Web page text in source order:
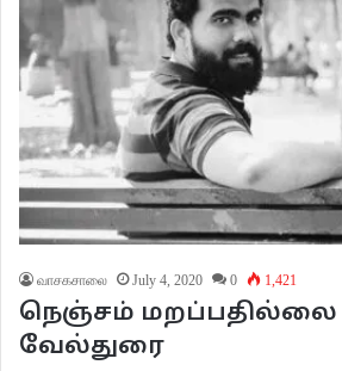
வாசகசாலை July 4, 2020 0 1,421
நெஞ்சம் மறப்பதில்லை
வேல்துரை